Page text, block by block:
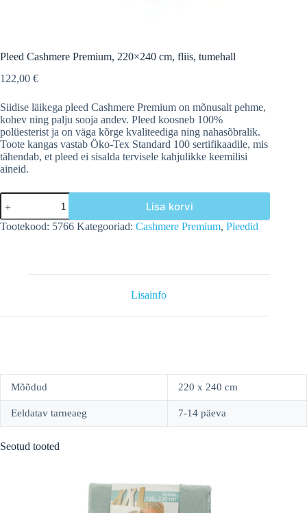
Pleed Cashmere Premium, 220×240 cm, fliis, tumehall
122,00 €
Siidise läikega pleed Cashmere Premium on mõnusalt pehme,
kohev ning palju sooja andev. Pleed koosneb 100%
polüesterist ja on väga kõrge kvaliteediga ning nahasõbralik.
Toote kangas vastab Öko-Tex Standard 100 sertifikaadile, mis
tähendab, et pleed ei sisalda tervisele kahjulikke keemilisi
aineid.
Pleed
Cashmere
Premium,
220x240
Lisa korvi
Tootekood: 5766 Kategooriad: Cashmere Premium, Pleedid
Lisainfo
Mõõdud 220 x 240 cm
Eeldatav tarneaeg 7-14 päeva
Seotud tooted